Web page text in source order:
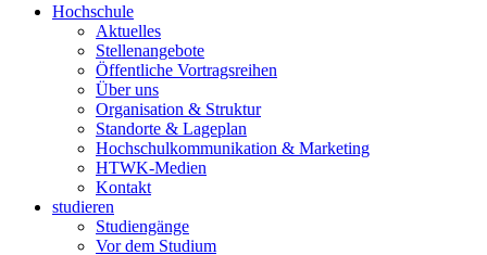
Hochschule
Aktuelles
Stellenangebote
Öffentliche Vortragsreihen
Über uns
Organisation & Struktur
Standorte & Lageplan
Hochschulkommunikation & Marketing
HTWK-Medien
Kontakt
studieren
Studiengänge
Vor dem Studium